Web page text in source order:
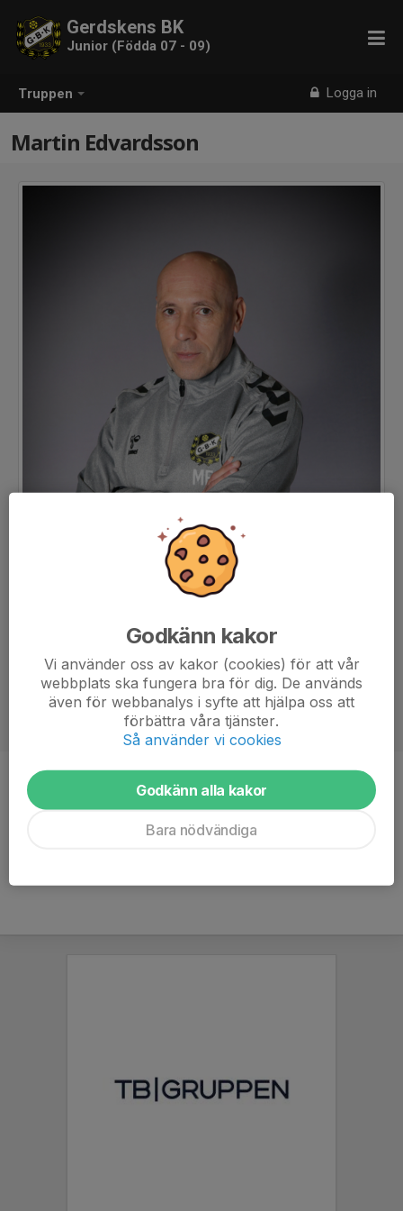
Truppen Logga in
Gerdskens BK
Junior (Födda 07 - 09)
Martin Edvardsson
Titel
Huvudansvarig tränare
Ålder
51 år
Godkänn kakor
Vi använder oss av kakor (cookies) för att vår
webbplats ska fungera bra för dig. De används
även för webbanalys i syfte att hjälpa oss att
förbättra våra tjänster.
Så använder vi cookies
Godkänn alla kakor
Bara nödvändiga